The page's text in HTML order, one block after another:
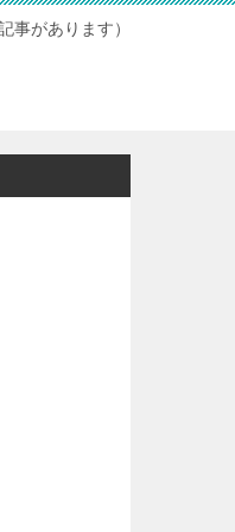
事があります）